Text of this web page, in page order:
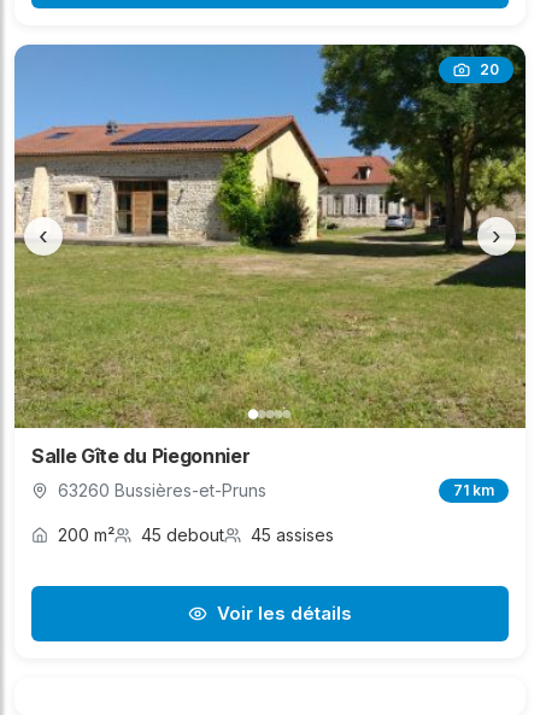
20
‹ ›
Salle Gîte du Piegonnier
63260 Bussières-et-Pruns 71 km
200 m² 45 debout 45 assises
Voir les détails